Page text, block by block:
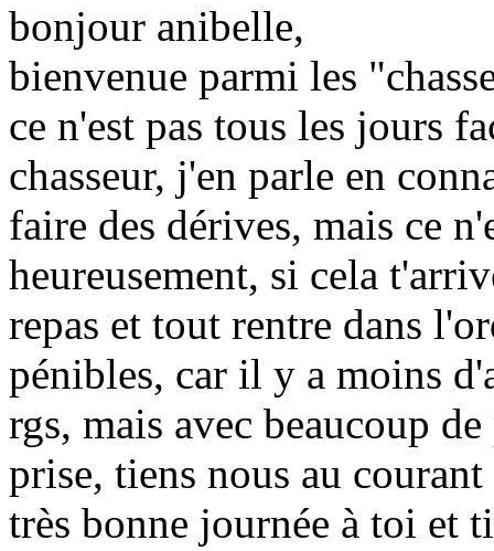
bonjour anibelle,
bienvenue parmi les
ce n'est pas tous les jours
chasseur, j'en parle en
faire des dérives, mais ce
heureusement, si cela
repas et tout rentre dans
pénibles, car il y a moins
rgs, mais avec beaucoup
prise, tiens nous au
très bonne journée à toi et